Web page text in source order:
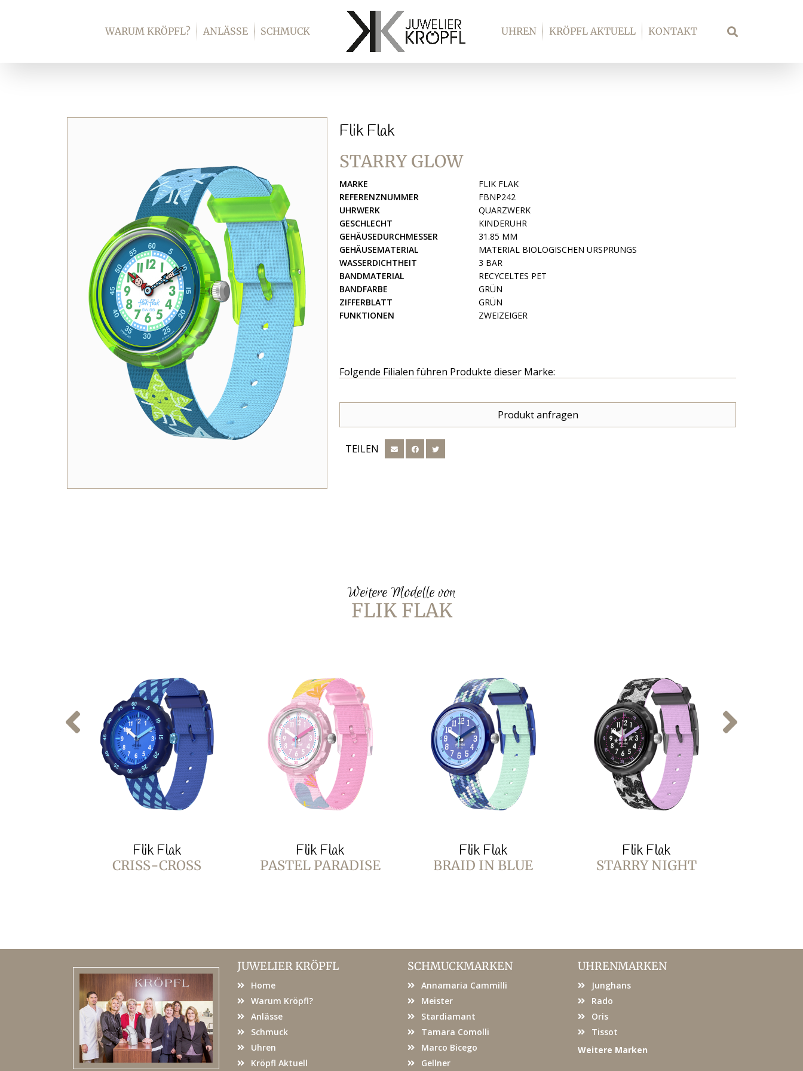
WARUM KRÖPFL? ANLÄSSE SCHMUCK UHREN KRÖPFL AKTUELL KONTAKT Suche
Flik Flak
STARRY GLOW
MARKE
FLIK FLAK
REFERENZNUMMER
FBNP242
UHRWERK
QUARZWERK
GESCHLECHT
KINDERUHR
GEHÄUSEDURCHMESSER
31.85 MM
GEHÄUSEMATERIAL
MATERIAL BIOLOGISCHEN URSPRUNGS
WASSERDICHTHEIT
3 BAR
BANDMATERIAL
RECYCELTES PET
BANDFARBE
GRÜN
ZIFFERBLATT
GRÜN
FUNKTIONEN
ZWEIZEIGER
Folgende Filialen führen Produkte dieser Marke:
Produkt anfragen
TEILEN
Weitere Modelle von
FLIK FLAK
Flik Flak
CRISS-CROSS
Flik Flak
PASTEL PARADISE
Flik Flak
BRAID IN BLUE
Flik Flak
STARRY NIGHT
JUWELIER KRÖPFL
Home
Warum Kröpfl?
Anlässe
Schmuck
Uhren
Kröpfl Aktuell
SCHMUCKMARKEN
Annamaria Cammilli
Meister
Stardiamant
Tamara Comolli
Marco Bicego
Gellner
UHRENMARKEN
Junghans
Rado
Oris
Tissot
Weitere Marken